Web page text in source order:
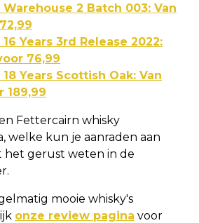
2 Batch 003: Van
Years 3rd Release 2022:
76,99
Years Scottish Oak: Van
189,99
Fettercairn whisky
welke kun je aanraden aan
het gerust weten in de
mooie whisky's
onze review pagina voor